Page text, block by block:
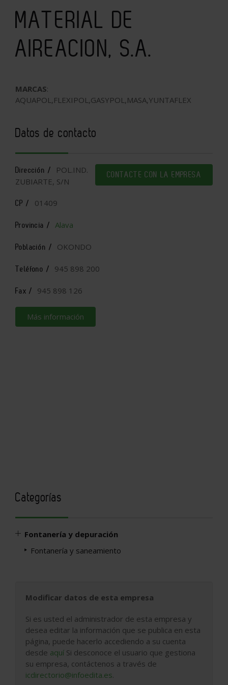
MATERIAL DE
AIREACION, S.A.
MARCAS:
AQUAPOL,FLEXIPOL,GASYPOL,MASA,YUNTAFLEX
Datos de contacto
CONTACTE CON LA EMPRESA
Dirección /
POL.IND.
ZUBIARTE, S/N
CP / 01409
Provincia / Alava
Población / OKONDO
Teléfono / 945 898 200
Fax / 945 898 126
Más información
Categorías
Fontanería y depuración
Fontanería y saneamiento
Modificar datos de esta empresa
Si es usted el administrador de esta empresa y
desea editar la información que se publica en esta
página, puede hacerlo accediendo a su cuenta
desde aquí Si desconoce el usuario que gestiona
su empresa, contáctenos a través de
icdirectorio@infoedita.es.